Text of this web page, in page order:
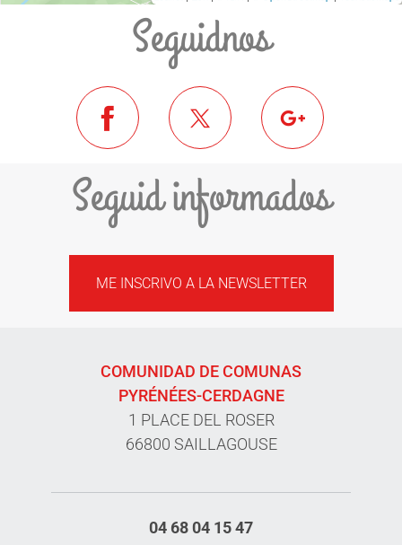
Seguidnos
Seguid informados
ME INSCRIVO A LA NEWSLETTER
COMUNIDAD DE COMUNAS
PYRÉNÉES-CERDAGNE
1 PLACE DEL ROSER
66800 SAILLAGOUSE
04 68 04 15 47